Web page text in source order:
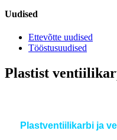
Uudised
Ettevõtte uudised
Tööstusuudised
Plastist
Plastventiilikarbi ja